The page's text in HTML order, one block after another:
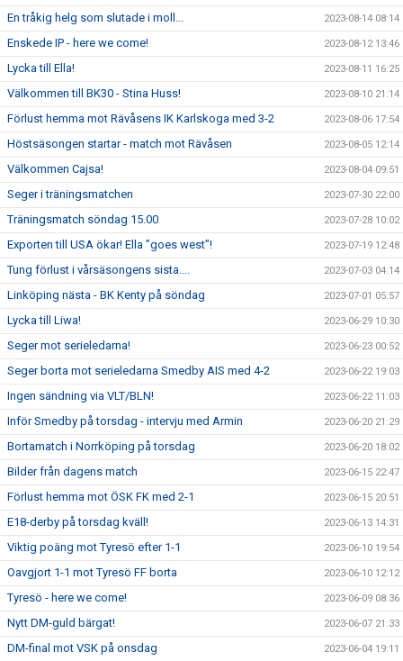
En tråkig helg som slutade i moll... 2023-08-14 08:14
Enskede IP - here we come! 2023-08-12 13:46
Lycka till Ella! 2023-08-11 16:25
Välkommen till BK30 - Stina Huss! 2023-08-10 21:14
Förlust hemma mot Rävåsens IK Karlskoga med 3-2 2023-08-06 17:54
Höstsäsongen startar - match mot Rävåsen 2023-08-05 12:14
Välkommen Cajsa! 2023-08-04 09:51
Seger i träningsmatchen 2023-07-30 22:00
Träningsmatch söndag 15.00 2023-07-28 10:02
Exporten till USA ökar! Ella ”goes west”! 2023-07-19 12:48
Tung förlust i vårsäsongens sista.... 2023-07-03 04:14
Linköping nästa - BK Kenty på söndag 2023-07-01 05:57
Lycka till Liwa! 2023-06-29 10:30
Seger mot serieledarna! 2023-06-23 00:52
Seger borta mot serieledarna Smedby AIS med 4-2 2023-06-22 19:03
Ingen sändning via VLT/BLN! 2023-06-22 11:03
Inför Smedby på torsdag - intervju med Armin 2023-06-20 21:29
Bortamatch i Norrköping på torsdag 2023-06-20 18:02
Bilder från dagens match 2023-06-15 22:47
Förlust hemma mot ÖSK FK med 2-1 2023-06-15 20:51
E18-derby på torsdag kväll! 2023-06-13 14:31
Viktig poäng mot Tyresö efter 1-1 2023-06-10 19:54
Oavgjort 1-1 mot Tyresö FF borta 2023-06-10 12:12
Tyresö - here we come! 2023-06-09 08:36
Nytt DM-guld bärgat! 2023-06-07 21:33
DM-final mot VSK på onsdag 2023-06-04 19:11